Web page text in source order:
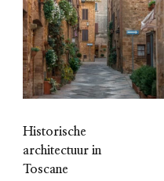
Historische
architectuur in
Toscane